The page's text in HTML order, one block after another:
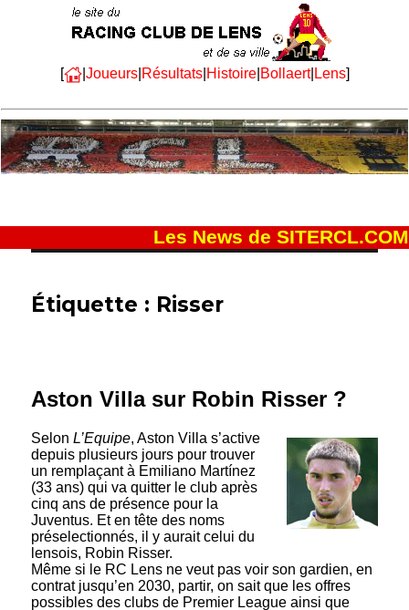
[ | Joueurs| Résultats| Histoire| Bollaert| Lens]
Les News de SITERCL.COM
Étiquette : Risser
Aston Villa sur Robin Risser ?
SelonL’Equipe, Aston Villa s’active
depuis plusieurs jours pour trouver
un remplaçant à Emiliano Martínez
(33 ans) qui va quitter le club après
cinq ans de présence pour la
Juventus. Et en tête des noms
préselectionnés, il y aurait celui du
lensois, Robin Risser.
Même si le RC Lens ne veut pas voir son gardien, en
contrat jusqu’en 2030, partir, on sait que les offres
possibles des clubs de Premier League ainsi que